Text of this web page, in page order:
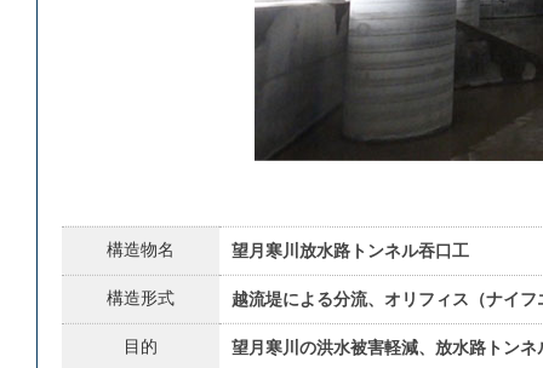
構造物名 望月寒川放水路トンネル吞口工
構造形式 越流堤による分流、オリフィス（ナイ
目的 望月寒川の洪水被害軽減、放水路トンネ